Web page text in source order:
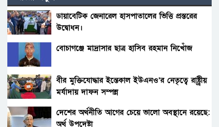
ডায়াবেটিক জেনারেল হাসপাতালের ভিত্তি প্রস্তরের
উদ্বোধন।
বোচাগঞ্জে মাদ্রাসার ছাত্র হাসিব রহমান নিখোঁজ
বীর মুক্তিযোদ্ধার ইন্তেকাল ইউএনও’র নেতৃত্বে রাষ্ট্র্রীয়
মর্যাদায় দাফন সম্পন্ন
দেশের অর্থনীতি আগের চেয়ে ভালো অবস্থানে রয়েছে:
অর্থ উপদেষ্টা